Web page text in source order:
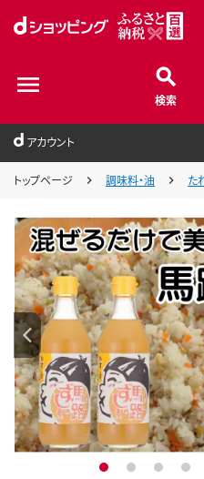
検索
アカウント
トップページ 調味料・油 た
1 2 3 4